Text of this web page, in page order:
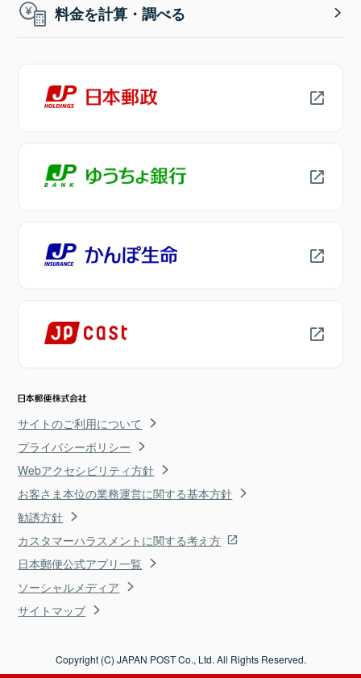
料金を計算・調べる
サイトのご利用について
プライバシーポリシー
Webアクセシビリティ方針
お客さま本位の業務運営に関する基本方針
勧誘方針
カスタマーハラスメントに関する考え方
日本郵便公式アプリ一覧
ソーシャルメディア
サイトマップ
Copyright (C) JAPAN POST Co., Ltd. All Rights Reserved.